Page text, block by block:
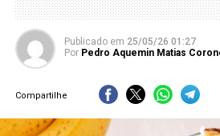
Publicado em 25/05/26 01:27
Por Pedro Aquemin Matias
Compartilhe